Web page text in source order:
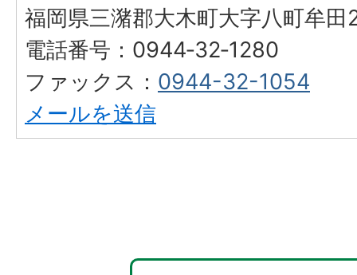
福岡県三潴郡大木町大字八町牟
電話番号：0944‐32‐1280
ファックス： 0944-32-1054
メールを送信